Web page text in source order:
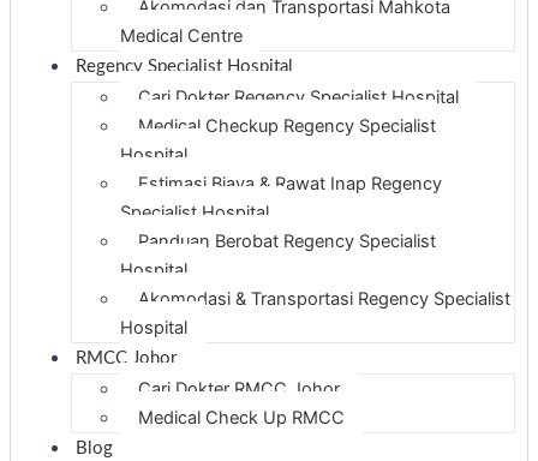
Akomodasi dan Transportasi Mahkota
Medical Centre
Regency Specialist Hospital
Cari Dokter Regency Specialist Hospital
Medical Checkup Regency Specialist
Hospital
Estimasi Biaya & Rawat Inap Regency
Specialist Hospital
Panduan Berobat Regency Specialist
Hospital
Akomodasi & Transportasi Regency Specialist
Hospital
RMCC Johor
Cari Dokter RMCC Johor
Medical Check Up RMCC
Blog